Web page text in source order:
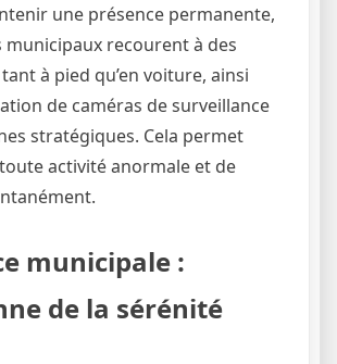
une présence permanente,
municipaux recourent à des
à pied qu’en voiture, ainsi
de caméras de surveillance
stratégiques. Cela permet
activité anormale et de
municipale :
de la sérénité